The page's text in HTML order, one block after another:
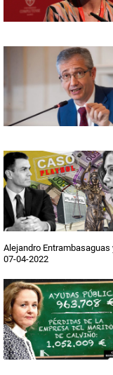
Alejandro Entrambasaguas
07-04-2022